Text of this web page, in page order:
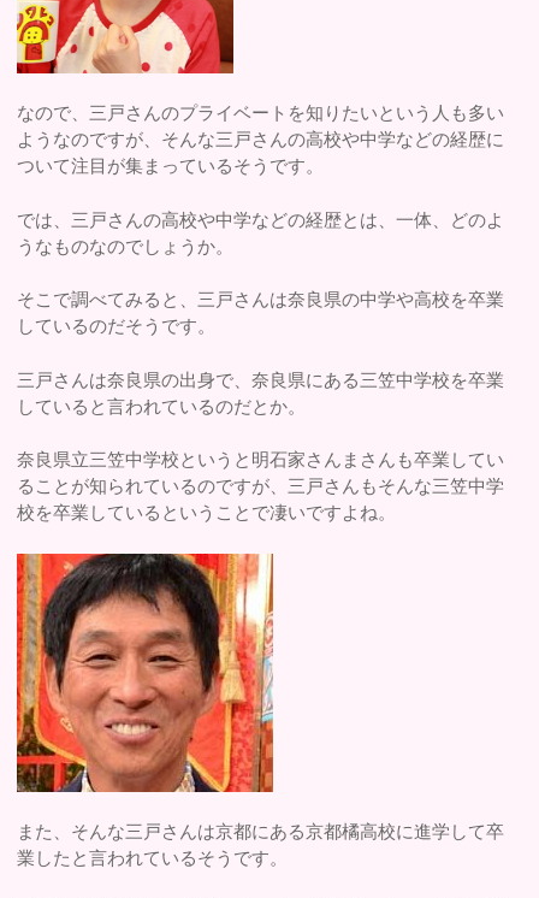
なので、三戸さんのプライベートを知りたいという人も多い
ようなのですが、そんな三戸さんの高校や中学などの経歴に
ついて注目が集まっているそうです。
では、三戸さんの高校や中学などの経歴とは、一体、どのよ
うなものなのでしょうか。
そこで調べてみると、三戸さんは奈良県の中学や高校を卒業
しているのだそうです。
三戸さんは奈良県の出身で、奈良県にある三笠中学校を卒業
していると言われているのだとか。
奈良県立三笠中学校というと明石家さんまさんも卒業してい
ることが知られているのですが、三戸さんもそんな三笠中学
校を卒業しているということで凄いですよね。
また、そんな三戸さんは京都にある京都橘高校に進学して卒
業したと言われているそうです。